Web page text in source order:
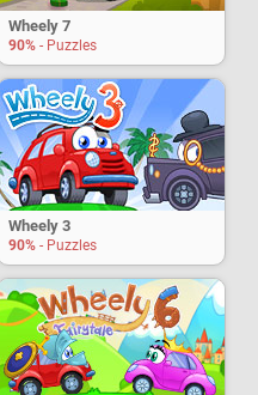
Wheely 7
90% - Puzzles
Wheely 3
90% - Puzzles